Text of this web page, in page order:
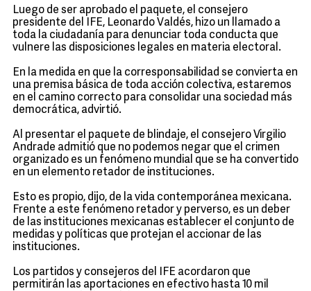
Luego de ser aprobado el paquete, el consejero
presidente del IFE, Leonardo Valdés, hizo un llamado a
toda la ciudadanía para denunciar toda conducta que
vulnere las disposiciones legales en materia electoral.
En la medida en que la corresponsabilidad se convierta en
una premisa básica de toda acción colectiva, estaremos
en el camino correcto para consolidar una sociedad más
democrática, advirtió.
Al presentar el paquete de blindaje, el consejero Virgilio
Andrade admitió que no podemos negar que el crimen
organizado es un fenómeno mundial que se ha convertido
en un elemento retador de instituciones.
Esto es propio, dijo, de la vida contemporánea mexicana.
Frente a este fenómeno retador y perverso, es un deber
de las instituciones mexicanas establecer el conjunto de
medidas y políticas que protejan el accionar de las
instituciones.
Los partidos y consejeros del IFE acordaron que
permitirán las aportaciones en efectivo hasta 10 mil